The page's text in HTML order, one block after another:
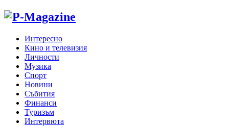
Skip
Интересно
Кино и телевизия
Личности
Музика
Спорт
Новини
Събития
Финанси
Туризъм
Интервюта